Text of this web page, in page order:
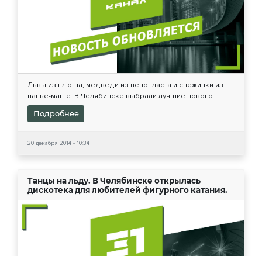
Львы из плюша, медведи из пенопласта и снежинки из
папье-маше. В Челябинске выбрали лучшие нового...
Подробнее
20 декабря 2014 - 10:34
Танцы на льду. В Челябинске открылась
дискотека для любителей фигурного катания.